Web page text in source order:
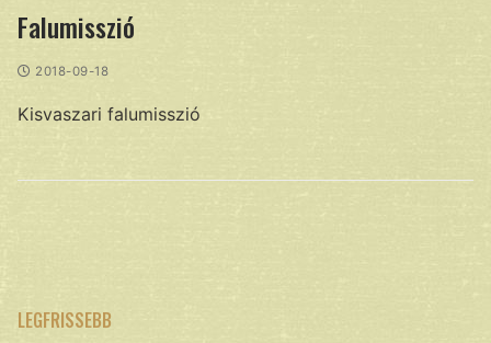
Falumisszió
2018-09-18
Kisvaszari falumisszió
LEGFRISSEBB